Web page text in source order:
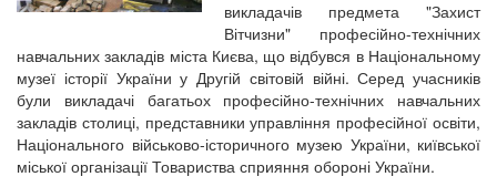
викладачів предмета "Захист
Вітчизни" професійно-технічних
навчальних закладів міста Києва, що відбувся в Національному
музеї історії України у Другій світовій війні. Серед учасників
були викладачі багатьох професійно-технічних навчальних
закладів столиці, представники управління професійної освіти,
Національного військово-історичного музею України, київської
міської організації Товариства сприяння обороні України.